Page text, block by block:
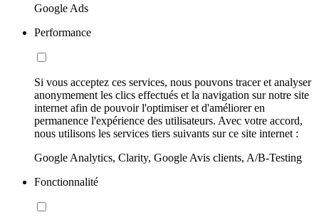
Google Ads
Performance
Si vous acceptez ces services, nous pouvons tracer et analyser
anonymement les clics effectués et la navigation sur notre site
internet afin de pouvoir l'optimiser et d'améliorer en
permanence l'expérience des utilisateurs. Avec votre accord,
nous utilisons les services tiers suivants sur ce site internet :
Google Analytics, Clarity, Google Avis clients, A/B-Testing
Fonctionnalité